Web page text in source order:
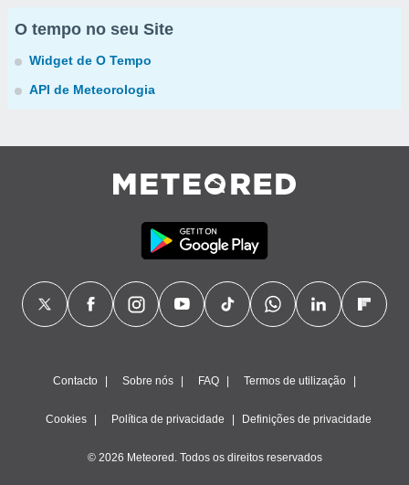
O tempo no seu Site
Widget de O Tempo
API de Meteorologia
Contacto Sobre nós FAQ Termos de utilização
Cookies Política de privacidade Definições de privacidade
© 2026 Meteored. Todos os direitos reservados